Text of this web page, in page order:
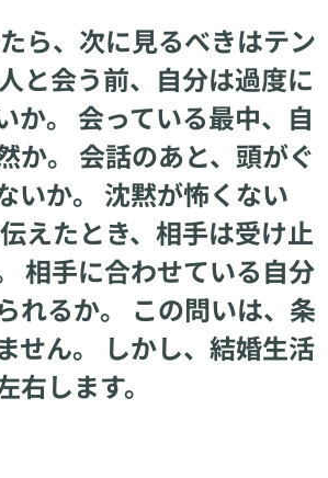
ら、次に見るべきはテン
と会う前、自分は過度に
か。 会っている最中、自
か。 会話のあと、頭がぐ
いか。 沈黙が怖くない
えたとき、相手は受け止
相手に合わせている自分
れるか。 この問いは、条
せん。 しかし、結婚生活
右します。